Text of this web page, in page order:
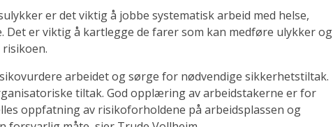
er det viktig å jobbe systematisk arbeid med helse,
Det er viktig å kartlegge de farer som kan medføre ulykker og
arbeidet og sørge for nødvendige sikkerhetstiltak.
tiltak. God opplæring av arbeidstakerne er for
oppfatning av risikoforholdene på arbeidsplassen og